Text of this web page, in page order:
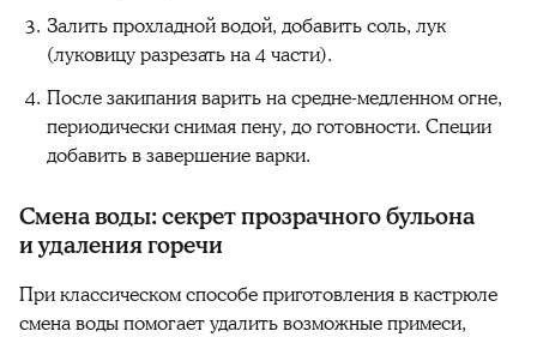
Залить прохладной водой, добавить соль, лук
(луковицу разрезать на 4 части).
После закипания варить на средне-медленном огне,
периодически снимая пену, до готовности. Специи
добавить в завершение варки.
Смена воды: секрет прозрачного бульона
и удаления горечи
При классическом способе приготовления в кастрюле
смена воды помогает удалить возможные примеси,